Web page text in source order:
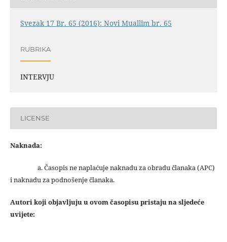
Svezak 17 Br. 65 (2016): Novi Muallim br. 65
RUBRIKA
INTERVJU
LICENSE
Naknada:
a. Časopis ne naplaćuje naknadu za obradu članaka (APC)
i naknadu za podnošenje članaka.
Autori koji objavljuju u ovom časopisu pristaju na sljedeće
uvijete: